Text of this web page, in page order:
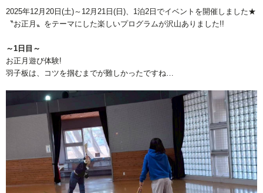
2025年12月20日(土)～12月21日(日)、1泊2日でイベントを開催しました★
〝お正月〟をテーマにした楽しいプログラムが沢山ありました!!
～1日目～
お正月遊び体験!
羽子板は、コツを掴むまでが難しかったですね…